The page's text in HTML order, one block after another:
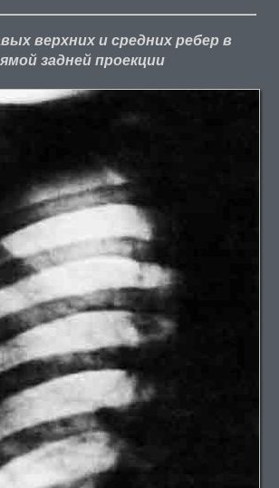
верхних и средних ребер в
задней проекции